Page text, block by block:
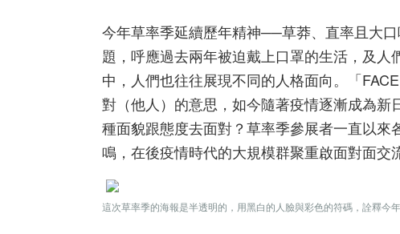
今年草率季延續歷年精神──草莽、直率且大
題，呼應過去兩年被迫戴上口罩的生活，及
中，人們也往往展現不同的人格面向。「
對（他人）的意思，如今隨著疫情逐漸成為
種面貌跟態度去面對？草率季參展者一直以
鳴，在後疫情時代的大規模群聚重啟面對面交
這次草率季的海報是半透明的，用黑白的人臉與彩色的符碼，詮釋今